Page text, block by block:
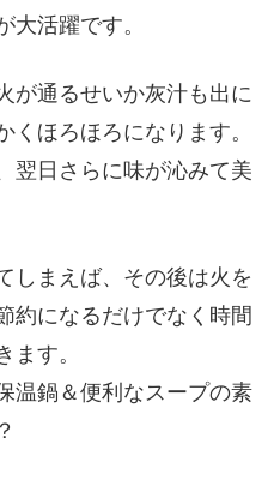
大活躍です。
が通るせいか灰汁も出に
くほろほろになります。
翌日さらに味が沁みて美
しまえば、その後は火を
約になるだけでなく時間
ます。
温鍋＆便利なスープの素